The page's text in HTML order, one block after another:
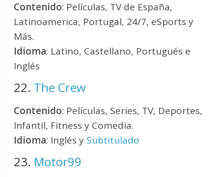
Contenido: Películas, TV de España,
Latinoamerica, Portugal, 24/7, eSports y
Más.
Idioma: Latino, Castellano, Portugués e
Inglés
22. The Crew
Contenido: Películas, Series, TV, Deportes,
Infantil, Fitness y Comedia.
Idioma: Inglés y Subtitulado
23. Motor99